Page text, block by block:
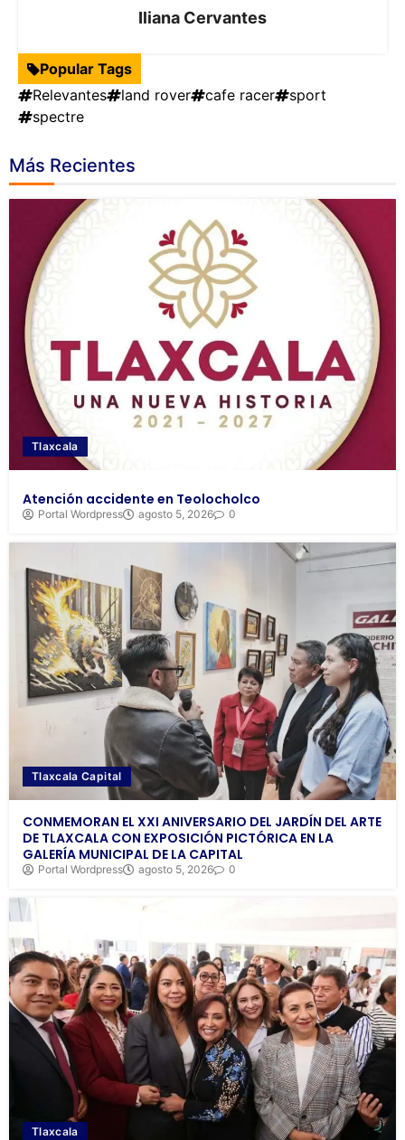
Iliana Cervantes
Popular Tags
Relevantes
land rover cafe racer
sport
spectre
Más Recientes
Tlaxcala
Atención accidente en Teolocholco
Portal Wordpress agosto 5, 2026 0
Tlaxcala Capital
CONMEMORAN EL XXI ANIVERSARIO DEL JARDÍN DEL ARTE
DE TLAXCALA CON EXPOSICIÓN PICTÓRICA EN LA
GALERÍA MUNICIPAL DE LA CAPITAL
Portal Wordpress agosto 5, 2026 0
Tlaxcala